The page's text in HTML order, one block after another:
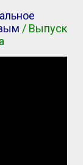
/ Выпуск